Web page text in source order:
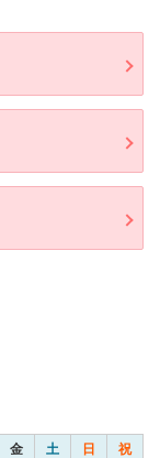
金 土 日 祝